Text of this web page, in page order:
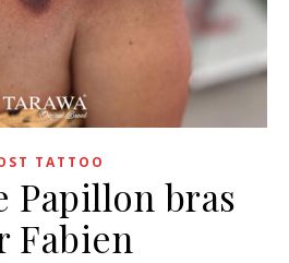
TATTOO
Papillon bras
Fabien